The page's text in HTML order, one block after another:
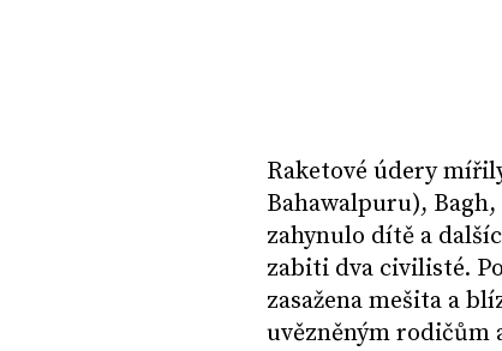
Raketové údery
Bahawalpuru),
zahynulo dítě a
zabiti dva civilisté.
zasažena mešita a
uvězněným rodičům